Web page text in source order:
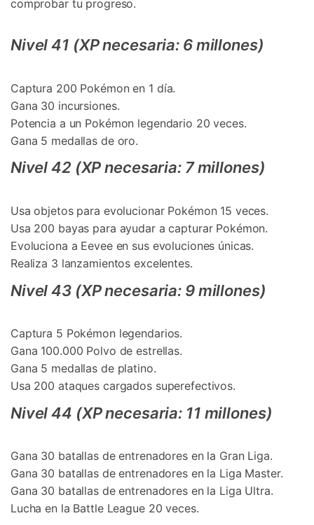
comprobar tu progreso.
Nivel 41 (XP necesaria: 6 millones)
Captura 200 Pokémon en 1 día.
Gana 30 incursiones.
Potencia a un Pokémon legendario 20 veces.
Gana 5 medallas de oro.
󠀰Nivel 42 (XP necesaria: 7 millones)󠀲󠀩󠀠󠀤󠀥󠀣󠀢󠀤󠀳
Usa objetos para evolucionar Pokémon 15 veces.
Usa 200 bayas para ayudar a capturar Pokémon.
Evoluciona a Eevee en sus evoluciones únicas.
Realiza 3 lanzamientos excelentes.
Nivel 43 (XP necesaria: 9 millones)
Captura 5 Pokémon legendarios.
Gana 100.000 Polvo de estrellas.
Gana 5 medallas de platino.
Usa 200 ataques cargados superefectivos.
Nivel 44 (XP necesaria: 11 millones)
Gana 30 batallas de entrenadores en la Gran Liga.
Gana 30 batallas de entrenadores en la Liga Master.
Gana 30 batallas de entrenadores en la Liga Ultra.
Lucha en la Battle League 20 veces.